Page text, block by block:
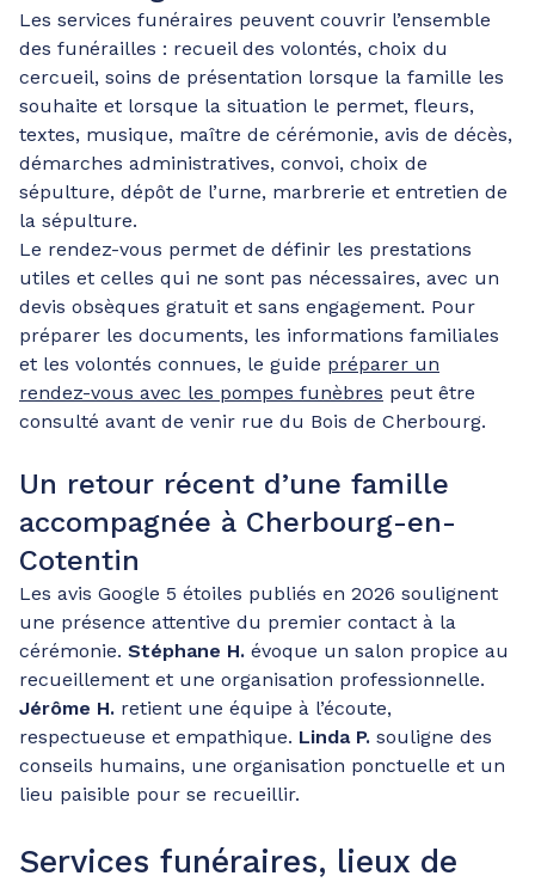
Les services funéraires peuvent couvrir l’ensemble
des funérailles : recueil des volontés, choix du
cercueil, soins de présentation lorsque la famille les
souhaite et lorsque la situation le permet, fleurs,
textes, musique, maître de cérémonie, avis de décès,
démarches administratives, convoi, choix de
sépulture, dépôt de l’urne, marbrerie et entretien de
la sépulture.
Le rendez-vous permet de définir les prestations
utiles et celles qui ne sont pas nécessaires, avec un
devis obsèques gratuit et sans engagement. Pour
préparer les documents, les informations familiales
et les volontés connues, le guide préparer un
rendez-vous avec les pompes funèbres peut être
consulté avant de venir rue du Bois de Cherbourg.
Un retour récent d’une famille
accompagnée à Cherbourg-en-
Cotentin
Les avis Google 5 étoiles publiés en 2026 soulignent
une présence attentive du premier contact à la
cérémonie. Stéphane H. évoque un salon propice au
recueillement et une organisation professionnelle.
Jérôme H. retient une équipe à l’écoute,
respectueuse et empathique. Linda P. souligne des
conseils humains, une organisation ponctuelle et un
lieu paisible pour se recueillir.
Services funéraires, lieux de